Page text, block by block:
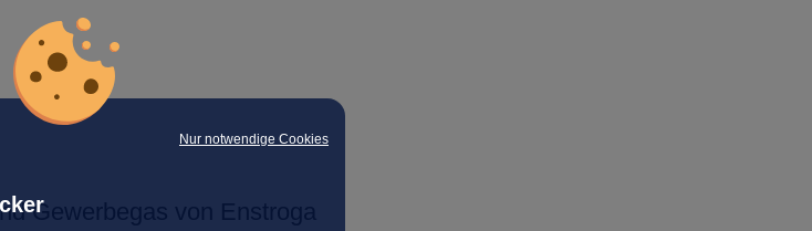
Nur notwendige Cookies
Gewerbegas von Enstroga